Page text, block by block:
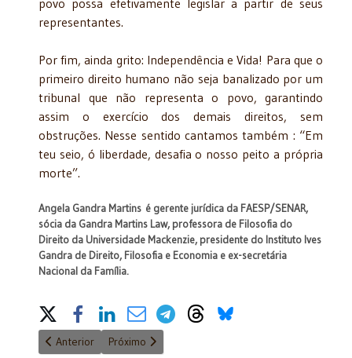
representantes.
Por fim, ainda grito: Independência e Vida! Para que o
primeiro direito humano não seja banalizado por um
tribunal que não representa o povo, garantindo
assim o exercício dos demais direitos, sem
obstruções. Nesse sentido cantamos também : “Em
teu seio, ó liberdade, desafia o nosso peito a própria
morte”.
Angela Gandra Martins é gerente jurídica da FAESP/SENAR,
sócia da Gandra Martins Law, professora de Filosofia do
Direito da Universidade Mackenzie, presidente do Instituto Ives
Gandra de Direito, Filosofia e Economia e ex-secretária
Nacional da Família.
Share on Social Media
Artigo anterior: Ofício s/n - Análise crítica da reforma tributária
Anterior Próximo artigo: Relativismo e Democracia
Próximo